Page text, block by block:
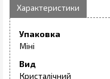
Упаковка
Міні
Вид
Кристалічний